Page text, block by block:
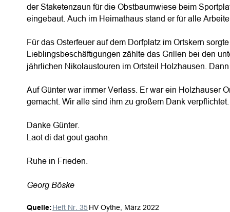
der Staketenzaun für die Obstbaumwiese beim
eingebaut. Auch im Heimathaus stand er für alle
Für das Osterfeuer auf dem Dorfplatz im Ortskern
Lieblingsbeschäftigungen zählte das Grillen bei den
jährlichen Nikolaustouren im Ortsteil Holzhausen.
Auf Günter war immer Verlass. Er war ein Holzhauser
gemacht. Wir alle sind ihm zu großem Dank verpflichtet.
Danke Günter.
Laot di dat gout gaohn.
Ruhe in Frieden.
Georg Böske
Quelle:Heft Nr. 35 HV Oythe, März 2022